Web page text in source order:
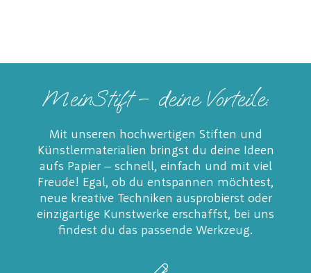
MeinStift – deine Vorteile:
Mit unseren hochwertigen Stiften und
Künstlermaterialien bringst du deine Ideen
aufs Papier – schnell, einfach und mit viel
Freude! Egal, ob du entspannen möchtest,
neue kreative Techniken ausprobierst oder
einzigartige Kunstwerke erschaffst, bei uns
findest du das passende Werkzeug.